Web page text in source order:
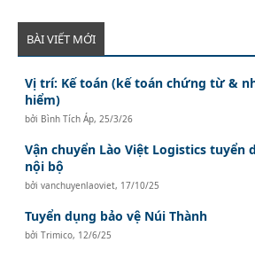
BÀI VIẾT MỚI
Vị trí: Kế toán (kế toán chứng từ &
hiểm)
bởi Bình Tích Áp, 25/3/26
Vận chuyển Lào Việt Logistics tuyển
nội bộ
bởivanchuyenlaoviet, 17/10/25
Tuyển dụng bảo vệ Núi Thành
bởiTrimico, 12/6/25